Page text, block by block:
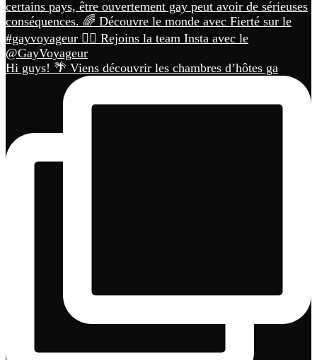
Hi guys! 🌴 Viens découvrir les chambres d’hôtes ga